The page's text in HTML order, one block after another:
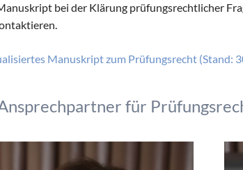
bei der Klärung prüfungsrechtlicher
Manuskript zum Prüfungsrecht (Stand:
für